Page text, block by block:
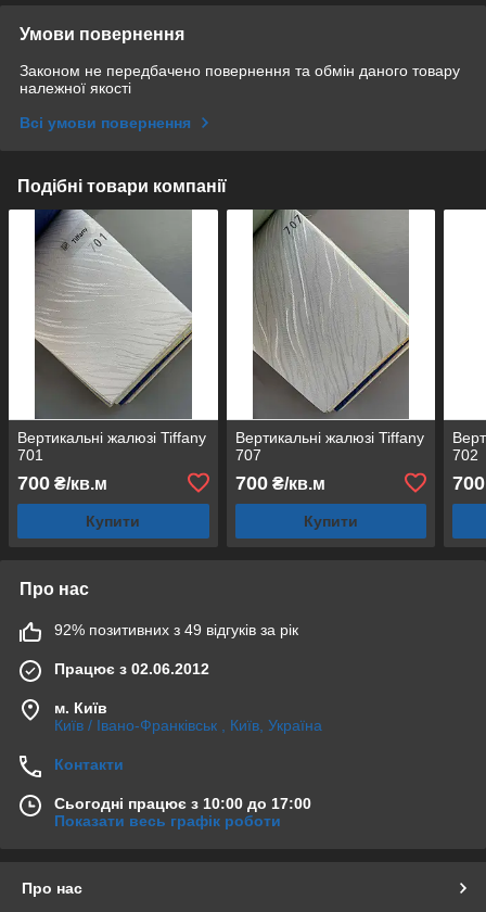
Умови повернення
Законом не передбачено повернення та обмін даного товару
належної якості
Всі умови повернення
Подібні товари компанії
Вертикальні жалюзі Tiffany
701
700 ₴/кв.м
Купити
Вертикальні жалюзі Tiffany
707
700₴/кв.м
Купити
702
700
Про нас
92% позитивних з 49 відгуків за рік
Працює з 02.06.2012
м. Київ
Київ / Івано-Франківськ , Київ, Україна
Контакти
Сьогодні працює з 10:00 до 17:00
Показати весь графік роботи
Про нас